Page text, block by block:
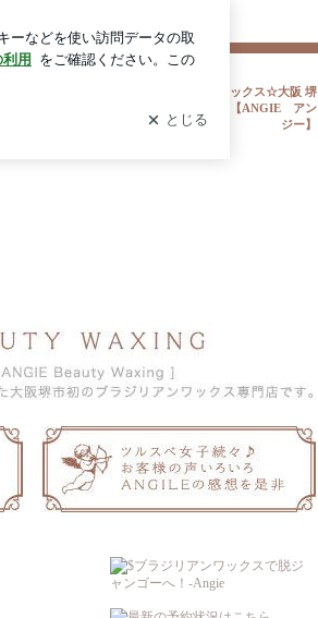
店【ANGIE アンジー】
35歳からの初めてのブラジリアンワックス☆大阪 堺
市初☆ブラジリアンワックス専門店【ANGIE アン
ジー】